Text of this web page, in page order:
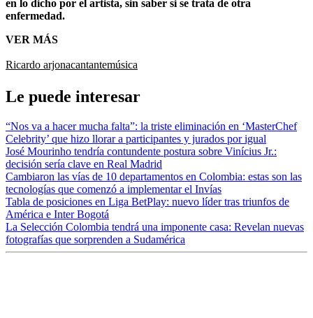
en lo dicho por el artista, sin saber si se trata de otra
enfermedad.
VER MÁS
Ricardo arjonacantantemúsica
Le puede interesar
“Nos va a hacer mucha falta”: la triste eliminación en ‘MasterChef
Celebrity’ que hizo llorar a participantes y jurados por igual
José Mourinho tendría contundente postura sobre Vinícius Jr.:
decisión sería clave en Real Madrid
Cambiaron las vías de 10 departamentos en Colombia: estas son las
tecnologías que comenzó a implementar el Invías
Tabla de posiciones en Liga BetPlay: nuevo líder tras triunfos de
América e Inter Bogotá
La Selección Colombia tendrá una imponente casa: Revelan nuevas
fotografías que sorprenden a Sudamérica